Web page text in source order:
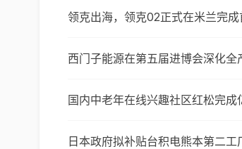
领克出海，领克02正式在米兰完
西门子能源在第五届进博会深化全
国内中老年在线兴趣社区红松完
日本政府拟补贴台积电熊本第二